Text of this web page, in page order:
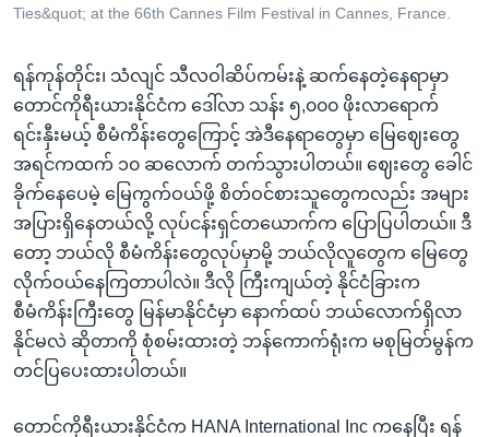
ရှာဖွေ
နေရာ
ကျော်
ဘာသာစကားများ
Ties&quot; at the 66th Cannes Film Festival in Cannes, France.
ရန်ကုန်တိုင်း၊ သံလျင် သီလဝါဆိပ်ကမ်းနဲ့ ဆက်နေတဲ့နေရာမှာ
တောင်ကိုရီးယားနိုင်ငံက ဒေါ်လာ သန်း ၅,၀၀၀ ဖိုးလာရောက်
ရင်းနှီးမယ့် စီမံကိန်းတွေကြောင့် အဲဒီနေရာတွေမှာ မြေဈေးတွေ
အရင်ကထက် ၁၀ ဆလောက် တက်သွားပါတယ်။ ဈေးတွေ ခေါင်
ခိုက်နေပေမဲ့ မြေကွက်ဝယ်ဖို့ စိတ်ဝင်စားသူတွေကလည်း အများ
အပြားရှိနေတယ်လို့ လုပ်ငန်းရှင်တယောက်က ပြောပြပါတယ်။ ဒီ
တော့ ဘယ်လို စီမံကိန်းတွေလုပ်မှာမို့ ဘယ်လိုလူတွေက မြေတွေ
လိုက်ဝယ်နေကြတာပါလဲ။ ဒီလို ကြီးကျယ်တဲ့ နိုင်ငံခြားက
စီမံကိန်းကြီးတွေ မြန်မာနိုင်ငံမှာ နောက်ထပ် ဘယ်လောက်ရှိလာ
နိုင်မလဲ ဆိုတာကို စုံစမ်းထားတဲ့ ဘန်ကောက်ရုံးက မစုမြတ်မွန်က
တင်ပြပေးထားပါတယ်။
တောင်ကိုရီးယားနိုင်ငံက HANA International Inc ကနေပြီး ရန်